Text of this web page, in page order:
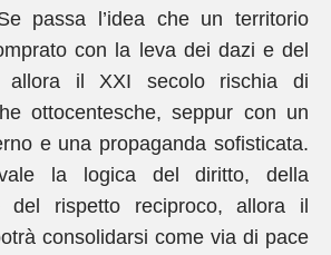
passa l’idea che un territorio
con la leva dei dazi e del
allora il XXI secolo rischia di
ottocentesche, seppur con un
e una propaganda sofisticata.
la logica del diritto, della
del rispetto reciproco, allora il
consolidarsi come via di pace